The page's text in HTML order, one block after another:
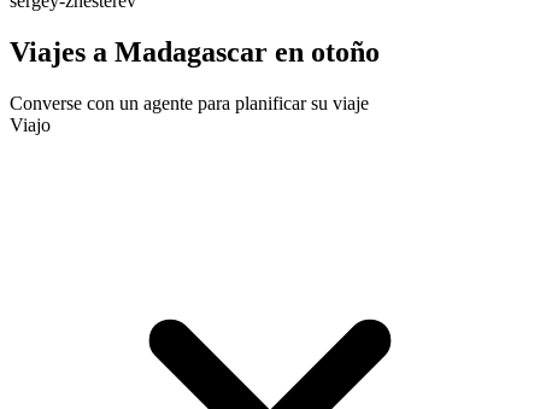
Viajes a Madagascar en otoño
Converse con un agente para planificar su viaje
Viajo